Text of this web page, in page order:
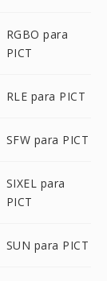
RGBO para
PICT
RLE para PICT
SFW para PICT
SIXEL para
PICT
SUN para PICT